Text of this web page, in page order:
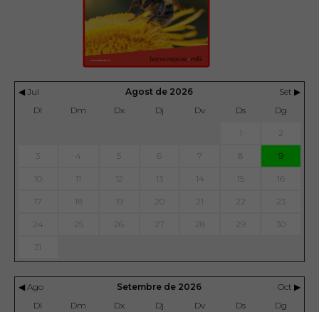
◀ Jul Agost de 2026
Set ▶
Dl
Dm Dx Dj Dv Ds Dg
1 2
3 4 5 6 7 8 9
10 11 12 13 14 15 16
17 18 19 20 21 22 23
24 25 26 27 28 29 30
31
◀ Ago Setembre de 2026
Oct ▶
Dl
Dm Dx Dj Dv Ds Dg